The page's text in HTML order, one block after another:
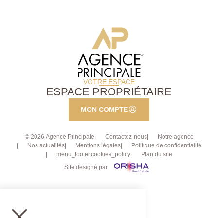
VOTRE ESPACE
ESPACE PROPRIÉTAIRE
MON COMPTE
© 2026 Agence Principale Contactez-nous
Notre agence
Nos actualités
Mentions légales
Politique de confidentialité
menu_footer.cookies_policy
Plan du site
Site designé par